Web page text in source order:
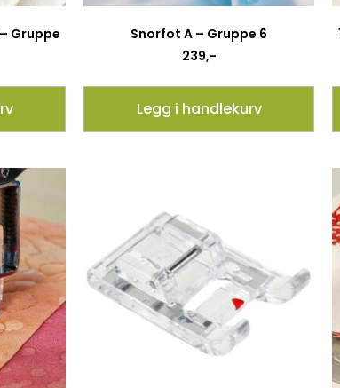
Gruppe
Snorfot A – Gruppe 6
239,-
Legg i handlekurv